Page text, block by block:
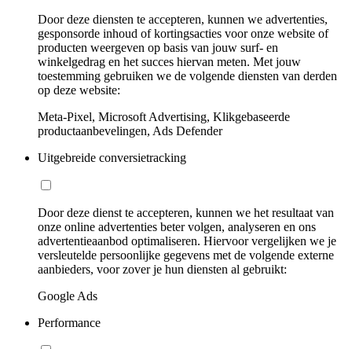
Door deze diensten te accepteren, kunnen we advertenties,
gesponsorde inhoud of kortingsacties voor onze website of
producten weergeven op basis van jouw surf- en
winkelgedrag en het succes hiervan meten. Met jouw
toestemming gebruiken we de volgende diensten van derden
op deze website:
Meta-Pixel, Microsoft Advertising, Klikgebaseerde
productaanbevelingen, Ads Defender
Uitgebreide conversietracking
Door deze dienst te accepteren, kunnen we het resultaat van
onze online advertenties beter volgen, analyseren en ons
advertentieaanbod optimaliseren. Hiervoor vergelijken we je
versleutelde persoonlijke gegevens met de volgende externe
aanbieders, voor zover je hun diensten al gebruikt:
Google Ads
Performance